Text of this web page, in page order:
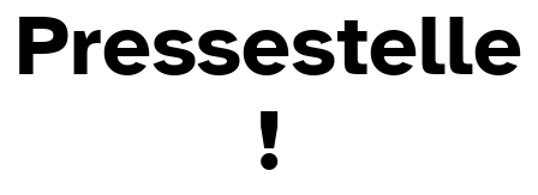
Pressestelle
!